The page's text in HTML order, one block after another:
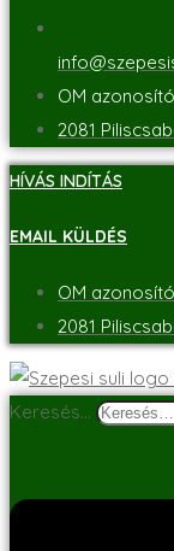
OM
2081
HÍVÁS INDÍTÁS
EMAIL KÜLDÉS
OM
2081
Keresés…